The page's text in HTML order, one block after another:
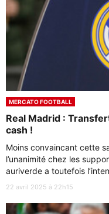
MERCATO FOOTBALL
Real Madrid :
cash !
Moins convaincant cette
l’unanimité chez les
auriverde a toutefois
22 avril 2025 à 22h15